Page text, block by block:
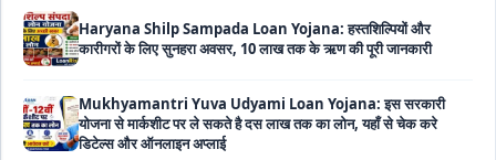
Mukhyamantri Yuva Udyami Loan Yojana: इस सरकारी
योजना से मार्कशीट पर ले सकते है दस लाख तक का लोन, यहाँ से चेक करे
Haryana Widow Loan Scheme: इस सरकारी स्कीम से महिलाओं को
मिलता है 3 लाख का लोन, साथ ही 50000 रूपए की सब्सिडी